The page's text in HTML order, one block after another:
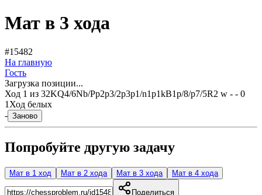
Мат в 3 хода
#15482
На главную
Гость
Загрузка позиции...
Ход 1 из 32KQ4/6Nb/Pp2p3/2p3p1/n1p1kB1p/8/p7/5R2 w - - 0
1 Ход белых
- Заново
Попробуйте другую задачу
Мат в 1 ход Мат в 2 хода Мат в 3 хода Мат в 4 хода
Поделиться